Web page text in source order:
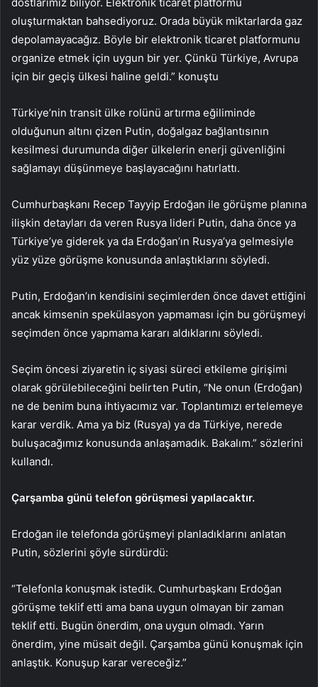
oluşturmaktan bahsediyoruz. Orada büyük miktarlarda gaz
depolamayacağız. Böyle bir elektronik ticaret platformunu
organize etmek için uygun bir yer. Çünkü Türkiye, Avrupa
için bir geçiş ülkesi haline geldi.” konuştu
Türkiye’nin transit ülke rolünü artırma eğiliminde
olduğunun altını çizen Putin, doğalgaz bağlantısının
kesilmesi durumunda diğer ülkelerin enerji güvenliğini
sağlamayı düşünmeye başlayacağını hatırlattı.
Cumhurbaşkanı Recep Tayyip Erdoğan ile görüşme planına
ilişkin detayları da veren Rusya lideri Putin, daha önce ya
Türkiye’ye giderek ya da Erdoğan’ın Rusya’ya gelmesiyle
yüz yüze görüşme konusunda anlaştıklarını söyledi.
Putin, Erdoğan’ın kendisini seçimlerden önce davet ettiğini
ancak kimsenin spekülasyon yapmaması için bu görüşmeyi
seçimden önce yapmama kararı aldıklarını söyledi.
Seçim öncesi ziyaretin iç siyasi süreci etkileme girişimi
olarak görülebileceğini belirten Putin, “Ne onun (Erdoğan)
ne de benim buna ihtiyacımız var. Toplantımızı ertelemeye
karar verdik. Ama ya biz (Rusya) ya da Türkiye, nerede
buluşacağımız konusunda anlaşamadık. Bakalım.” sözlerini
kullandı.
Çarşamba günü telefon görüşmesi yapılacaktır.
Erdoğan ile telefonda görüşmeyi planladıklarını anlatan
Putin, sözlerini şöyle sürdürdü:
“Telefonla konuşmak istedik. Cumhurbaşkanı Erdoğan
görüşme teklif etti ama bana uygun olmayan bir zaman
teklif etti. Bugün önerdim, ona uygun olmadı. Yarın
önerdim, yine müsait değil. Çarşamba günü konuşmak için
anlaştık. Konuşup karar vereceğiz.”